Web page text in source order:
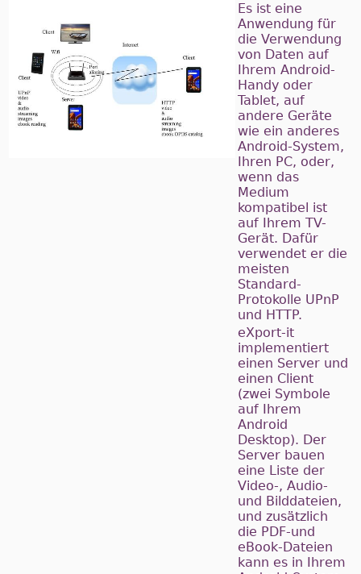
Es ist eine
Anwendung für
die Verwendung
von Daten auf
Ihrem Android-
Handy oder
Tablet, auf
andere Geräte
wie ein anderes
Android-System,
Ihren PC, oder,
wenn das
Medium
kompatibel ist
auf Ihrem TV-
Gerät. Dafür
verwendet er die
meisten
Standard-
Protokolle UPnP
und HTTP.
eXport-it
implementiert
einen Server und
einen Client
(zwei Symbole
auf Ihrem
Android
Desktop). Der
Server bauen
eine Liste der
Video-, Audio-
und Bilddateien,
und zusätzlich
die PDF-und
eBook-Dateien
kann es in Ihrem